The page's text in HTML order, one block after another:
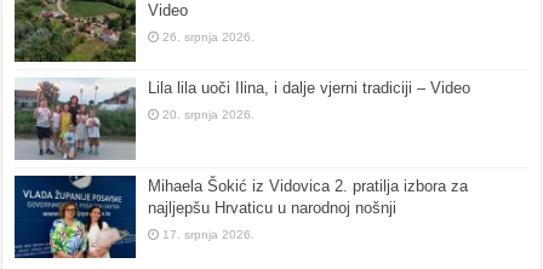
Video
26. srpnja 2026.
Lila lila uoči Ilina, i dalje vjerni tradiciji – Video
20. srpnja 2026.
Mihaela Šokić iz Vidovica 2. pratilja izbora za
najljepšu Hrvaticu u narodnoj nošnji
17. srpnja 2026.